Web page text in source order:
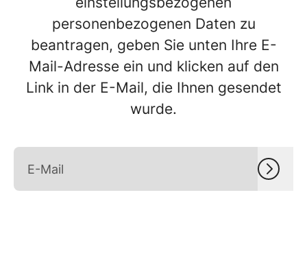
personenbezogenen Daten zu
beantragen, geben Sie unten Ihre E-
Mail-Adresse ein und klicken auf den
Link in der E-Mail, die Ihnen gesendet
wurde.